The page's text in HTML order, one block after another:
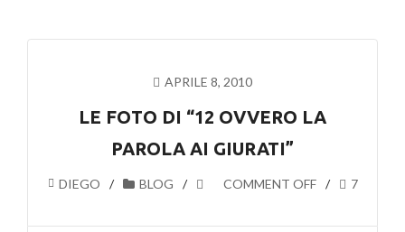
APRILE 8, 2010
LE FOTO DI “12 OVVERO LA
PAROLA AI GIURATI”
DIEGO BLOG COMMENT OFF 7